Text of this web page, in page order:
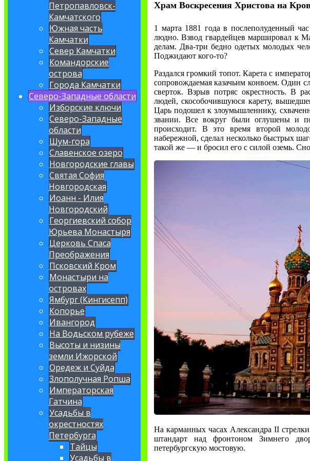
Петропавловск-
Камчатского
Южная часть
Камчатки
Север Камчатки
Командорские
острова
Города Камчатки
Северо-Западные области
Изборские ключи
Северо-Западные
области
Шум-гора
Славенское озеро
Новгородские главы
Святая София
Новгородская
Иоанн - Илия
Новгородский
Георгиевский собор
Юрьева Монастыря
Церковь Спаса
Преображения
Псковский Кром
Монастыри на
островах
Ямбург (Кингисепп)
Копорье
Ивангород
На Водьском рубеже
Высоты и низины
земли Ижорской
Оредеж и Суйда
Злополучная Ропша
Императорская
Гатчина
Усадьбы в
окрестностях
Петербурга
Тайцы
Усадьбы в
Храм Воскресения Христова на
1 марта 1881 года в послеполуденный час
людно. Взвод гвардейцев маршировал к
делам. Два-три бедно одетых молодых
Поджидают кого-то?
Раздался громкий топот. Карета с
сопровождаемая казачьим конвоем. Один
сверток. Взрыв потряс окрестность. В
людей, скособочившуюся карету,
Царь подошел к злоумышленнику,
звании. Все вокруг были оглушены и
происходит. В это время второй
набережной, сделал несколько быстрых
такой же — и бросил его с силой оземь.
На карманных часах Александра II
штандарт над фронтоном Зимнего
петербургскую мостовую.